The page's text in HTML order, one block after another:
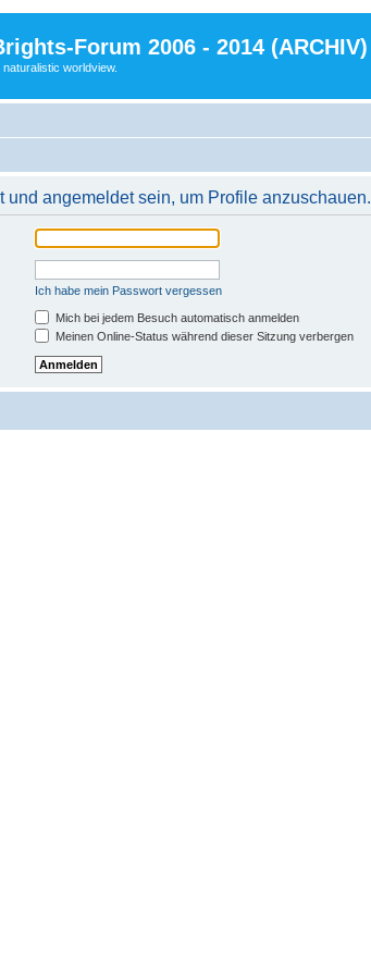
Forum 2006 - 2014 (ARCHIV)
worldview.
und angemeldet sein, um Profile anzuschauen.
Ich habe mein Passwort vergessen
Mich bei jedem Besuch automatisch anmelden
Meinen Online-Status während dieser Sitzung verbergen